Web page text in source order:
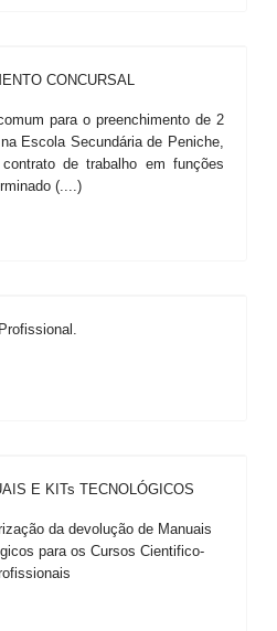
CONCURSAL
para o preenchimento de 2
Escola Secundária de Peniche,
de trabalho em funções
(....)
E KITs TECNOLÓGICOS
da devolução de Manuais
para os Cursos Cientifico-